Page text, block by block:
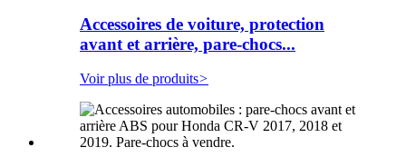
Accessoires de voiture, protection
avant et arrière, pare-chocs...
Voir plus de produits>